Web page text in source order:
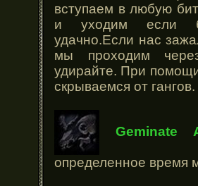
вступаем в любую
и уходим если
удачно.Если нас
мы проходим
удирайте. При
скрываемся от гангов.
Geminate
определенное время